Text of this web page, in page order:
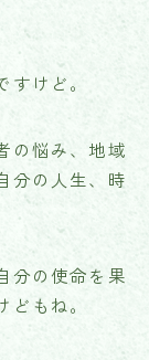
けど。
の悩み、地域
分の人生、時
分の使命を果
もね。